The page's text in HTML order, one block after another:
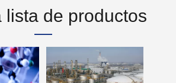
lista de productos